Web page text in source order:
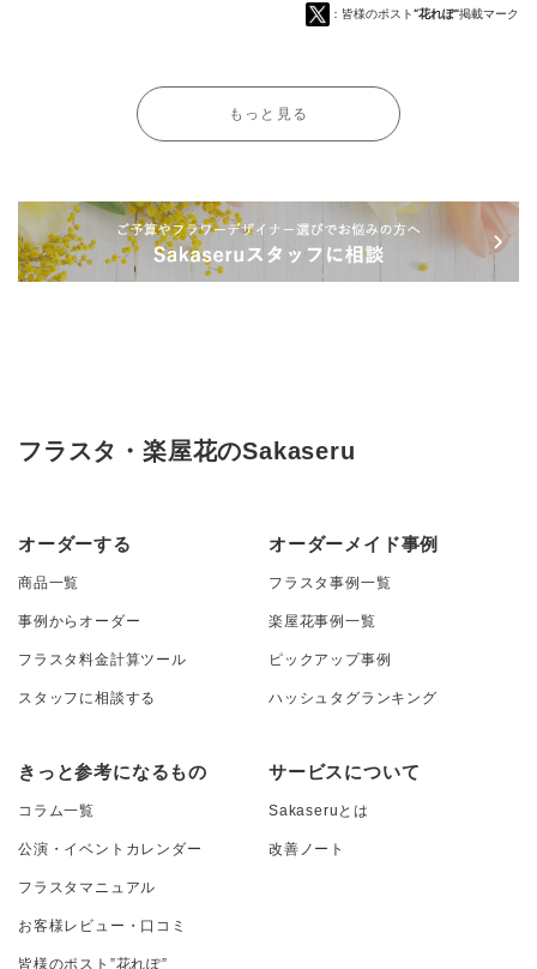
：皆様のポスト“花れぽ”掲載マーク
もっと見る
フラスタ・楽屋花のSakaseru
オーダーする
商品一覧
事例からオーダー
フラスタ料金計算ツール
スタッフに相談する
オーダーメイド事例
フラスタ事例一覧
楽屋花事例一覧
ピックアップ事例
ハッシュタグランキング
きっと参考になるもの
コラム一覧
公演・イベントカレンダー
フラスタマニュアル
お客様レビュー・口コミ
皆様のポスト”花れぽ”
サービスについて
Sakaseruとは
改善ノート